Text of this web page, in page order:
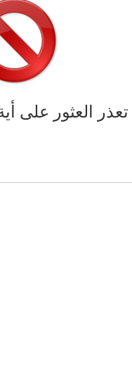
تعذر العثور على